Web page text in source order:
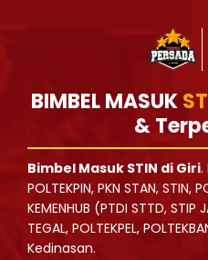
BIMBEL MASUK
&
Bimbel Masuk STIN di Giri.
POLTEKPIN, PKN STAN, STIN,
KEMENHUB (PTDI STTD, STIP
TEGAL, POLTEKPEL,
Kedinasan.